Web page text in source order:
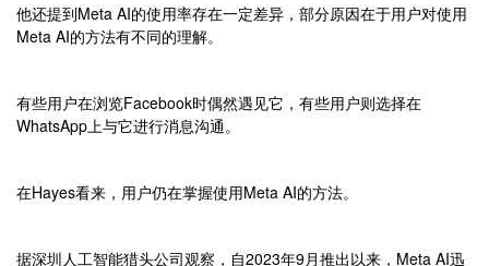
他还提到Meta AI的使用率存在一定差异，部分原因在于用户对使用
Meta AI的方法有不同的理解。
有些用户在浏览Facebook时偶然遇见它，有些用户则选择在
WhatsApp上与它进行消息沟通。
在Hayes看来，用户仍在掌握使用Meta AI的方法。
据深圳人工智能猎头公司观察，自2023年9月推出以来，Meta AI迅